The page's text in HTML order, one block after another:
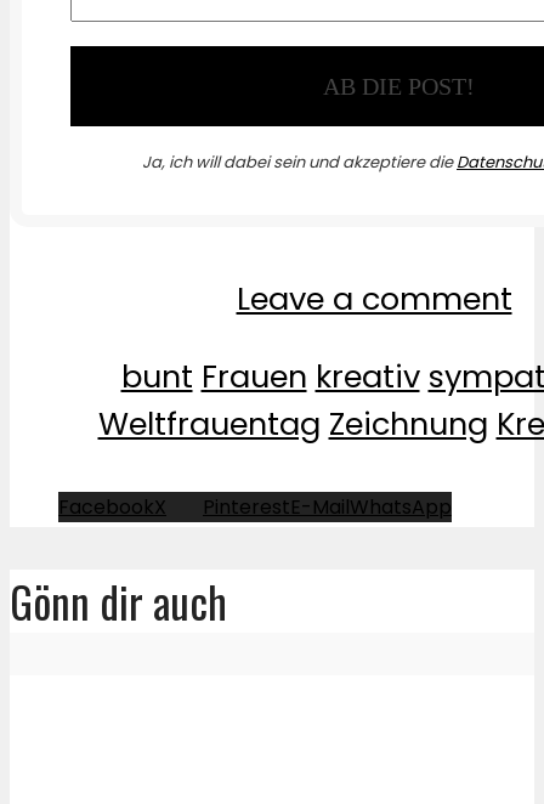
Ja, ich will dabei sein und akzeptiere die
Leave a comment
bunt Frauen kreativ
Weltfrauentag Zeichnung
FacebookX PinterestE-MailWhatsApp
Gönn dir auch